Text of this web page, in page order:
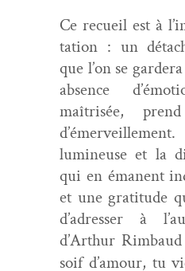
Ce recueil est à
ta­tion : un
que l’on se
absence
maîtrisée,
lumineuse et la
qui en éma­nent
et une grat­i­tude
d’adresser à
d’Arthur
soif d’amour, tu